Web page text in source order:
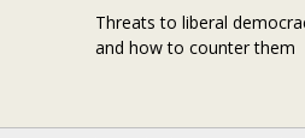
Threats to liberal
and how to counter them